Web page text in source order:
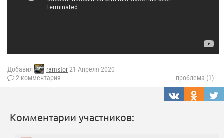
Добавил ramstor21 Апреля 2020
2 комментария
проблема (1)
Комментарии участников: